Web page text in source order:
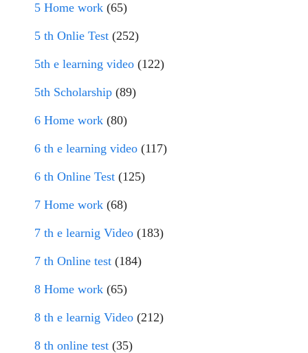
5 Home work (65)
5 th Onlie Test (252)
5th e learning video (122)
5th Scholarship (89)
6 Home work (80)
6 th e learning video (117)
6 th Online Test (125)
7 Home work (68)
7 th e learnig Video (183)
7 th Online test (184)
8 Home work (65)
8 th e learnig Video (212)
8 th online test (35)